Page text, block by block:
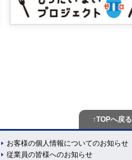
↑TOPへ戻る
お客様の個人情報についてのお知らせ
従業員の皆様へのお知らせ